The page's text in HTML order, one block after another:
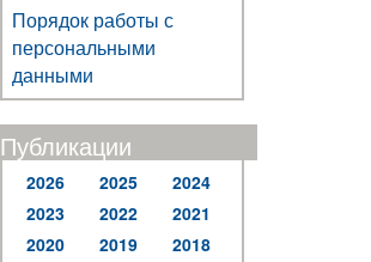
Порядок работы с
персональными
данными
Публикации
2026 2025
2024
2023
2022
2021
2020
2019
2018